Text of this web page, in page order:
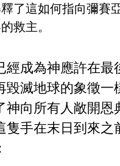
了這如何指向彌賽
救主。
經成為神應許在最
毀滅地球的象徵一
神向所有人敞開恩
隻手在末日到來之